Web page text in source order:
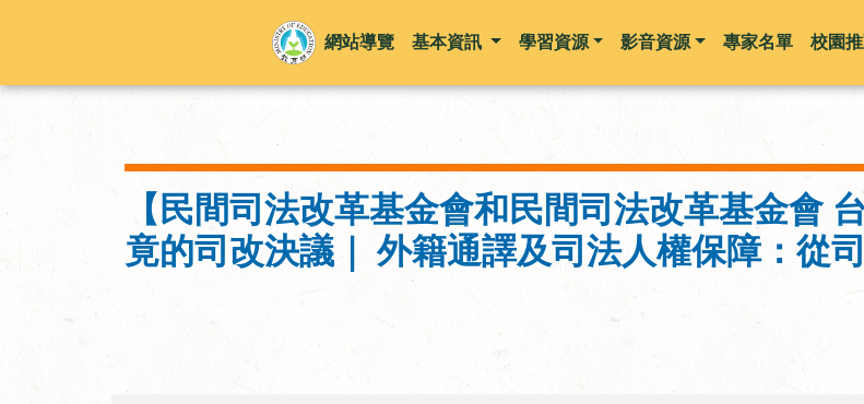
跳到主要內容
網站導覽 基本資訊 學習資源 影音資源 專家名單 校園
【民間司法改革基金會和民間司法改革基金會
竟的司改決議｜ 外籍通譯及司法人權保障：從